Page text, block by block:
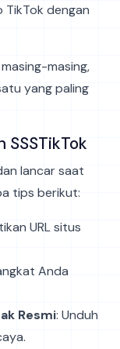
TikTok dengan
masing,
yang paling
SSSTikTok
lancar saat
tips berikut:
URL situs
Anda
Resmi: Unduh